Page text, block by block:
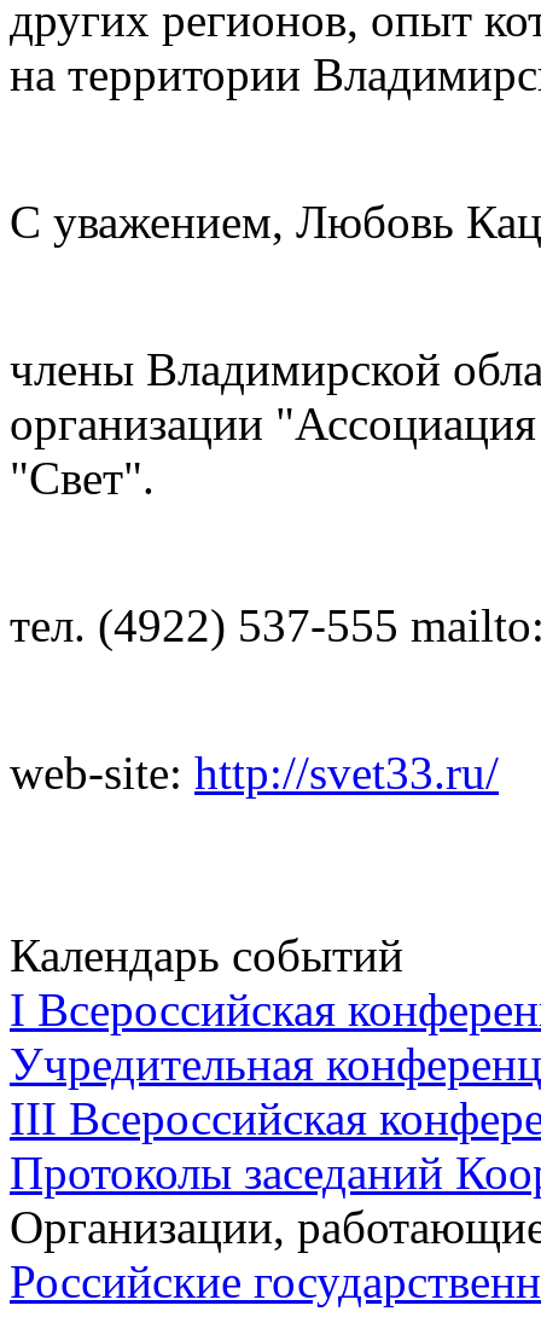
других регионов, опыт
на территории
С уважением, Любовь
члены Владимирской
организации
"Свет".
тел. (4922) 537-555
web-site: http://svet33.ru/
Календарь событий
I Всероссийская
Учредительная
III Всероссийская
Протоколы заседаний
Организации,
Российские